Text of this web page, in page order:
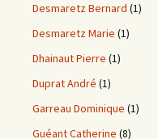
Desmaretz Bernard (1)
Desmaretz Marie (1)
Dhainaut Pierre (1)
Duprat André (1)
Garreau Dominique (1)
Guéant Catherine (8)